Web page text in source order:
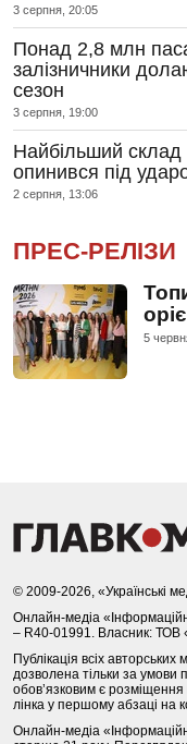
3 серпня, 20:05
Понад 2,8 млн
залізничники
сезон
3 серпня, 19:00
Найбільший
опинився під
2 серпня, 13:06
ПРЕС-РЕЛІЗИ
5
© 2009-2026, «Українські
Онлайн-медіа
– R40-01991. Власник: ТОВ
Публікація всіх
дозволена тільки за умови
обов’язковим є
лінка у першому абзаці на
Онлайн-медіа